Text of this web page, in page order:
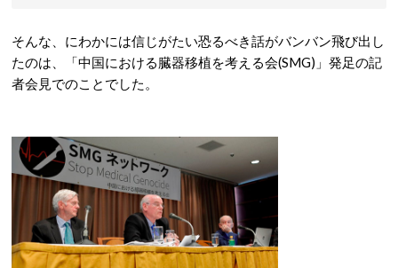
そんな、にわかには信じがたい恐るべき話がバンバン飛び出し
たのは、「中国における臓器移植を考える会(SMG)」発足の記
者会見でのことでした。